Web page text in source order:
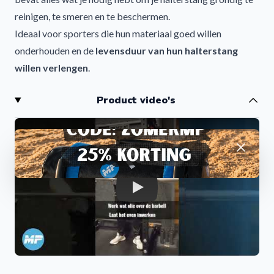
reinigen, te smeren en te beschermen.
Ideaal voor sporters die hun materiaal goed willen
onderhouden en de levensduur van hun halterstang
willen verlengen.
Deze alles-in-één set bestaat uit eennylon borstel,
barbell oil en twee microvezeldoekjes. Samen zorgen
ze voor een effectieve reiniging en bescherming van je
halterstang, zonder de coating te beschadigen.
Voordelen van de onderhoudsset
roest en corrosie
Verlengt de
levensduur van je halterstang
soepele draaiende sleeves
Reinigt grondig zonder beschadiging
Geschikt voor alle soorten halterstangen en coatings
Product video's
Play
Afwijzen